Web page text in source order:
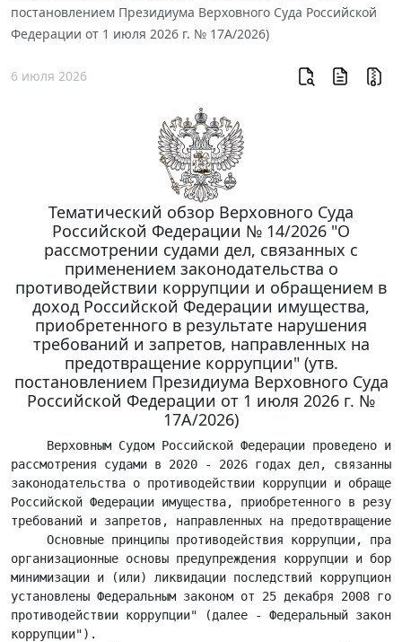
постановлением Президиума Верховного Суда Российской
Федерации от 1 июля 2026 г. № 17А/2026)
6 июля 2026
Тематический обзор Верховного Суда
Российской Федерации № 14/2026 "О
рассмотрении судами дел, связанных с
применением законодательства о
противодействии коррупции и обращением в
доход Российской Федерации имущества,
приобретенного в результате нарушения
требований и запретов, направленных на
предотвращение коррупции" (утв.
постановлением Президиума Верховного Суда
Российской Федерации от 1 июля 2026 г. №
17А/2026)
Верховным Судом Российской Федерации проведено изучение практики
рассмотрения судами в 2020 - 2026 годах дел, связанных с применением
законодательства о противодействии коррупции и обращением в доход
Российской Федерации имущества, приобретенного в результате нарушения
требований и запретов, направленных на предотвращение коррупции.
     Основные принципы противодействия коррупции, правовые и
организационные основы предупреждения коррупции и борьбы с ней,
минимизации и (или) ликвидации последствий коррупционных правонарушений
установлены Федеральным законом от 25 декабря 2008 года № 273-ФЗ "О
противодействии коррупции" (далее - Федеральный закон "О противодействии
коррупции").
     Противодействие коррупции - деятельность федеральных органов
государственной власти, органов государственной власти субъектов
Российской Федерации, органов местного самоуправления, институтов
гражданского общества, организаций и физических лиц в пределах их
полномочий по предупреждению коррупции, в том числе по выявлению и
последующему устранению причин коррупции (профилактика коррупции); по
выявлению, предупреждению, пресечению, раскрытию и расследованию
коррупционных правонарушений (борьба с коррупцией); по минимизации и
(или) ликвидации последствий коррупционных правонарушений (подпункты "а",
"б", "в" пункта 2 статьи 1 Федерального закона "О противодействии
коррупции").
     В числе основных принципов противодействия коррупции - признание,
обеспечение и защита основных прав и свобод человека и гражданина;
законность; публичность и открытость деятельности государственных органов
и органов местного самоуправления; неотвратимость ответственности за
совершение коррупционных правонарушений; комплексное использование
политических, организационных, информационно-пропагандистских,
социально-экономических, правовых, специальных и иных мер; приоритетное
применение мер по предупреждению коррупции (пункты 1-6 статьи 3
Федерального закона "О противодействии коррупции").
     В соответствии с законодательством Российской Федерации граждане
Российской Федерации, иностранные граждане и лица без гражданства за
совершение коррупционных правонарушений несут уголовную,
административную, гражданско-правовую и дисциплинарную ответственность.
     Имущество, в отношении которого не представлены в соответствии с
законодательством Российской Федерации о противодействии коррупции
доказательства его приобретения на законные доходы, подлежит обращению по
решению суда в доход Российской Федерации на основании подпункта 8 пункта
2 статьи 235 Гражданского кодекса Российской Федерации (далее - ГК РФ).
     В целях обеспечения единообразного подхода к разрешению дел,
связанных с применением законодательства о противодействии коррупции и
обращением в доход Российской Федерации имущества, приобретенного в
результате нарушения требований и запретов, направленных на
предотвращение коррупции, Верховным Судом Российской Федерации на
основании статьи 126 Конституции Российской Федерации, статей 2, 7
Федерального конституционного закона от 5 февраля 2014 года № 3-ФКЗ "О
Верховном Суде Российской Федерации" выработаны следующие правовые
позиции.

     1. При определении государственному или муниципальному служащему
такого вида дисциплинарного взыскания, как увольнение в связи с утратой
доверия за совершение коррупционного правонарушения, представитель
нанимателя (работодатель) должен учитывать характер и тяжесть такого
правонарушения, обстоятельства, при которых оно совершено, соблюдение
государственным или муниципальным служащим других ограничений и запретов,
исполнение им обязанностей, установленных в целях противодействия
коррупции.
     Б. обратилась в суд с иском к счетной палате муниципального
образования о признании незаконным приказа об увольнении и о
восстановлении на муниципальной службе.
     Судом установлено, что Б. проходила муниципальную службу в должности
инспектора счетной палаты муниципального образования, в период
2020 - 2023 годов находилась в отпусках по беременности и родам, по уходу
за ребенком.
     В 2023 году до выхода на работу Б. обращалась к представителю
нанимателя с заявлением о предоставлении доступа к рабочему месту для
заполнения справки о доходах, расходах, об имуществе и обязательствах
имущественного характера своих, своего супруга и несовершеннолетних
детей, ссылаясь на отсутствие у нее вне рабочего места необходимых
сведений и технических средств, в чем ей было отказано ввиду запрета
муниципальному служащему использовать служебные средства
материально-технического обеспечения в целях, не связанных с исполнением
должностных обязанностей.
     К исполнению должностных обязанностей Б. приступила 13 октября
2023 года, после чего ею были представлены сведения о доходах, расходах,
об имуществе и обязательствах имущественного характера за 2022 год.
     25 декабря 2023 года Б. уволена с муниципальной службы на основании
пункта 71 части первой статьи 81 Трудового кодекса Российской Федерации
(далее - ТК РФ), части 2 статьи 271 Федерального закона от 2 марта
2007 года № 25-ФЗ "О муниципальной службе в Российской Федерации" (далее
- Федеральный закон "О муниципальной службе в Российской Федерации") в
связи с утратой доверия по причине непредставления сведений о доходах,
расходах, об имуществе и обязательствах имущественного характера.
     Исходя из положений статей 15, 19, 23, 27, 271 Федерального закона
"О муниципальной службе в Российской Федерации" в их взаимосвязи с
пунктом 71 части первой статьи 81, статьей 192 ТК РФ, разъяснений,
изложенных в пункте 53 постановления Пленума Верховного Суда Российской
Федерации от 17 марта 2004 года № 2 "О применении судами Российской
Федерации Трудового кодекса Российской Федерации", виновное неисполнение
или ненадлежащее исполнение муниципальным служащим обязанности по
представлению сведений о доходах, расходах, об имуществе и обязательствах
имущественного характера своих, а также супруги (супруга) и
несовершеннолетних детей, является дисциплинарным проступком.
     При определении конкретного вида дисциплинарного взыскания за его
совершение представитель нанимателя (работодатель) должен учитывать
характер и тяжесть правонарушения, обстоятельства, при которых оно
совершено, а также устанавливать, не является ли это правонарушение
малозначительным.
     Совершение муниципальным служащим коррупционного правонарушения (в
данном случае непредставление в установленный законом срок сведений о
доходах, расходах, об имуществе и обязательствах имущественного
характера) не предполагает произвольного и безусловного, то есть без
учета приведенных выше обстоятельств, увольнения с муниципальной службы.
     С учетом установленных по делу обстоятельств (отказа работодателя в
предоставлении Б. доступа к рабочему месту и специальному программному
обеспечению для представления соответствующей справки о доходах и об иных
сведениях, личности Б., оказавшейся в трудной жизненной ситуации), а
также характера и тяжести совершенного правонарушения суд пришел к выводу
о незаконности увольнения Б. с муниципальной службы в связи с утратой
доверия.

     2. Уклонение лица от выполнения возложенной на него Федеральным
законом "О противодействии коррупции" обязанности по представлению
сведений о доходах, расходах, об имуществе и обязательствах
имущественного характера является основанием для досрочного прекращения
его полномочий в связи с утратой доверия.
     Прокурор обратился в суд с административным исковым заявлением к
совету народных депутатов муниципального района (далее в этом пункте -
совет народных депутатов) и депутату С. о признании незаконным
бездействия совета народных депутатов и о досрочном прекращении
полномочий С. в связи с утратой доверия.
     Как установлено по результатам проведенной прокуратурой проверки, в
2023 году С. приобрел транспортное